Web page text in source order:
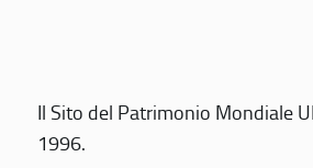
Il Sito del Patrimonio Mondiale
1996.